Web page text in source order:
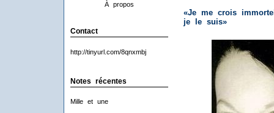
À propos
Contact
http://tinyurl.com/8qnxmbj
Notes récentes
Mille et une
«Je me crois
je le suis»